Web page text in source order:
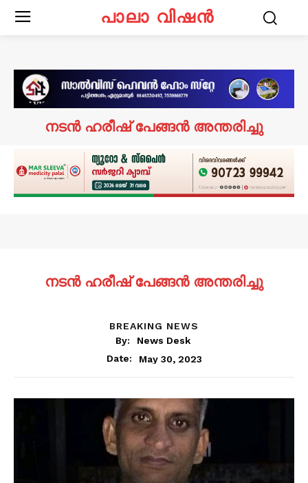
പാലാ വിഷൻ
നടൻ ഹരീഷ് പേങ്ങൻ അന്തരിച്ചു
നടൻ ഹരീഷ് പേങ്ങൻ അന്തരിച്ചു
BREAKING NEWS
By:
News Desk
Date:
May 30, 2023